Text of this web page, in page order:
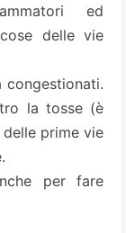
ed
delle vie
congestionati.
la tosse (è
prime vie
per fare